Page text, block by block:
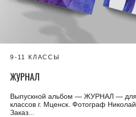
9-11 КЛАССЫ
ЖУРНАЛ
Выпускной альбом — ЖУРНАЛ — для
классов г. Мценск. Фотограф
Заказ...